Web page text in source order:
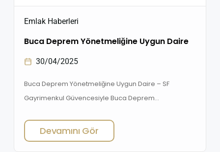
Emlak Haberleri
Buca Deprem Yönetmeliğine Uygun Daire
30/04/2025
Buca Deprem Yönetmeliğine Uygun Daire – SF
Gayrimenkul Güvencesiyle Buca Deprem
kuşağında yer alan bir şehirde konut sahibi olmak
isteyenlerin en çok dikkat etmesi gereken kriterlerden
Devamını Gör